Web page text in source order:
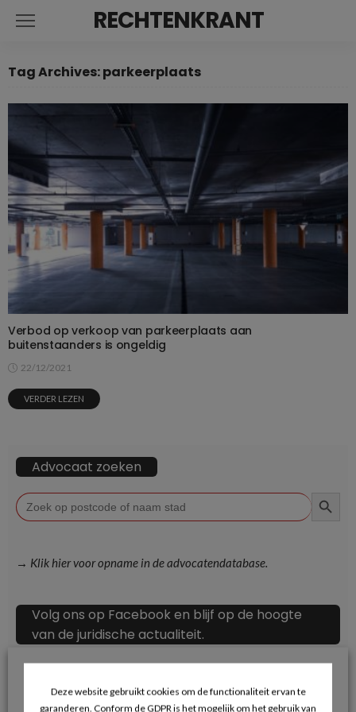
RECHTENKRANT
Tag Archives: parkeerplaats
Verbod op verkoop van parkeerplaats aan
buitenstaanders is ongeldig
22/12/2021
VERDER LEZEN
Advocaat zoeken
Zoek
naar:
→ Klik hier voor opname in de advocatendatabase.
Volg ons op Facebook en blijf op de hoogte
van de juridische actualiteit.
Deze website gebruikt cookies om de functionaliteit ervan te
garanderen. Conform de GDPR is het mogelijk om het gebruik van